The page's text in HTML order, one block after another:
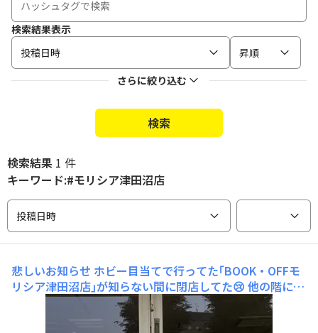
検索結果表示
投稿日時
昇順
さらに絞り込む
検索
検索結果 1 件
キーワード:#モリシア津田沼店
投稿日時
悲しいお知らせ ホビー目当てで行ってた｢BOOK・OFFモ
リシア津田沼店｣が知らない間に閉店してた😢 他の階にア
ニメイトとゲーマーズがあって夢のようなお店だったのに
建物全体閉店してて悲しかった😭 今までありがとう、モ